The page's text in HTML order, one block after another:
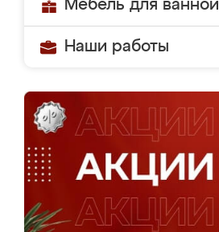
Мебель для ванной
Наши работы